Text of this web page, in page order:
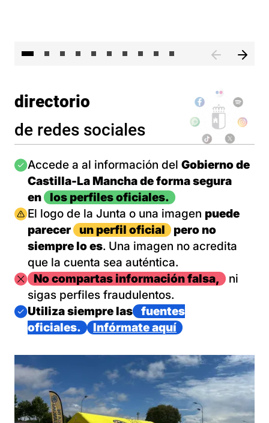
directorio
de redes sociales
Imagen
Accede a al información del Gobierno de
Castilla-La Mancha de forma segura
en
los perfiles oficiales.
Imagen
El logo de la Junta o una imagen puede
parecer
un perfil oficial
pero no
siempre lo es. Una imagen no acredita
que la cuenta sea auténtica.
ImagenNo compartas información falsa,
ni
sigas perfiles fraudulentos.
Imagen
Utiliza siempre las
fuentes
oficiales.
Infórmate aquí